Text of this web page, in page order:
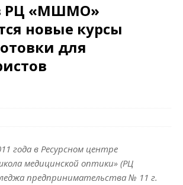
РЦ «МШМО»
новые курсы
для
года в Ресурсном центре
медицинской оптики» (РЦ
предпринимательства № 11 г.